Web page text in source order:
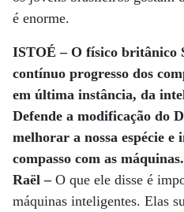
é enorme.
ISTOÉ – O físico britânico
contínuo progresso dos
em última instância, da
Defende a modificação do
melhorar a nossa espécie
compasso com as
Raël – O que ele disse é
máquinas inteligentes. Elas